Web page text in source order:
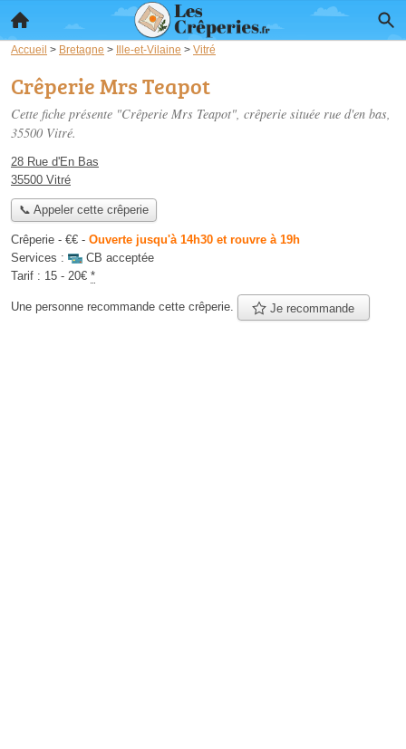
Accueil > Bretagne > Ille-et-Vilaine > Vitré
Crêperie Mrs Teapot
Cette fiche présente "Crêperie Mrs Teapot", crêperie située rue d'en bas,
35500 Vitré.
28 Rue d'En Bas
35500 Vitré
📞 Appeler cette crêperie
Crêperie - €€ - Ouverte jusqu'à 14h30 et rouvre à 19h
Services :
CB acceptée
Tarif : 15 - 20€ *
Une personne recommande cette crêperie. Je recommande